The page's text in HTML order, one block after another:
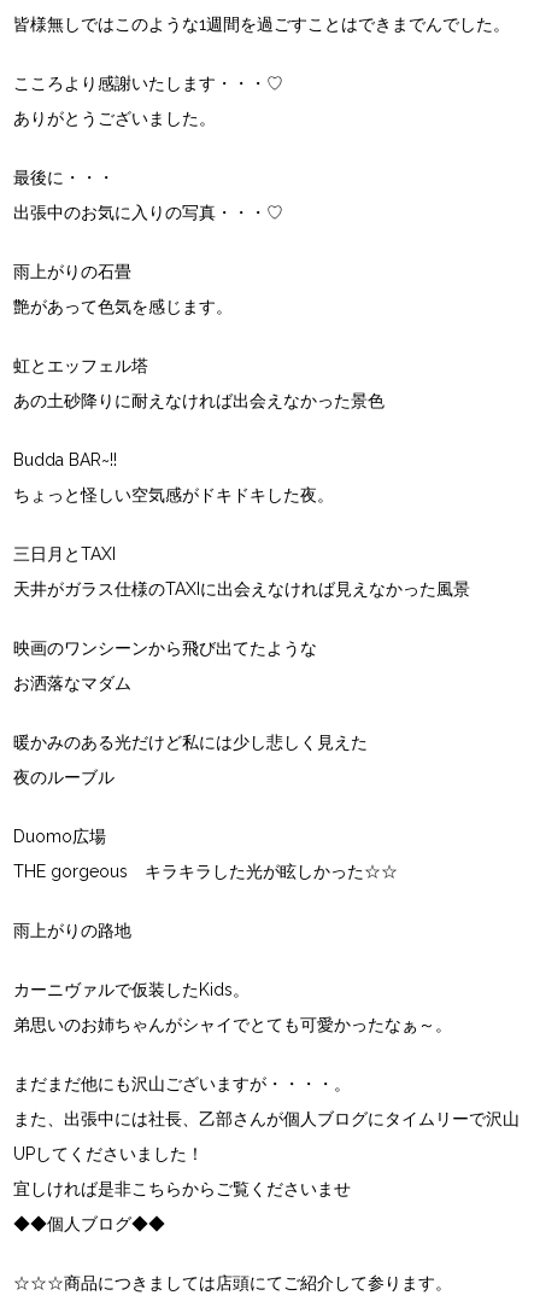
皆様無しではこのような1週間を過ごすことはできまでんでした。
こころより感謝いたします・・・♡
ありがとうございました。
最後に・・・
出張中のお気に入りの写真・・・♡
雨上がりの石畳
艶があって色気を感じます。
虹とエッフェル塔
あの土砂降りに耐えなければ出会えなかった景色
Budda BAR~!!
ちょっと怪しい空気感がドキドキした夜。
三日月とTAXI
天井がガラス仕様のTAXIに出会えなければ見えなかった風景
映画のワンシーンから飛び出てたような
お洒落なマダム
暖かみのある光だけど私には少し悲しく見えた
夜のルーブル
Duomo広場
THE gorgeous キラキラした光が眩しかった☆☆
雨上がりの路地
カーニヴァルで仮装したKids。
弟思いのお姉ちゃんがシャイでとても可愛かったなぁ～。
まだまだ他にも沢山ございますが・・・・。
また、出張中には社長、乙部さんが個人ブログにタイムリーで沢山
UPしてくださいました！
宜しければ是非こちらからご覧くださいませ
◆◆個人ブログ◆◆
☆☆☆商品につきましては店頭にてご紹介して参ります。